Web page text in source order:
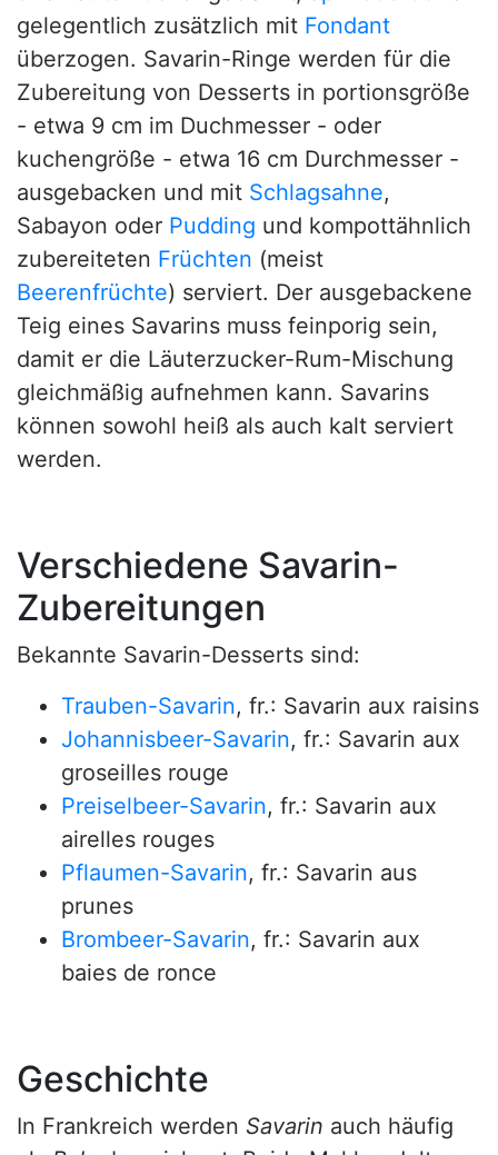
gelegentlich zusätzlich mit Fondant
überzogen. Savarin-Ringe werden für die
Zubereitung von Desserts in portionsgröße
- etwa 9 cm im Duchmesser - oder
kuchengröße - etwa 16 cm Durchmesser -
ausgebacken und mit Schlagsahne,
Sabayon oder Pudding und kompottähnlich
zubereiteten Früchten (meist
Beerenfrüchte) serviert. Der ausgebackene
Teig eines Savarins muss feinporig sein,
damit er die Läuterzucker-Rum-Mischung
gleichmäßig aufnehmen kann. Savarins
können sowohl heiß als auch kalt serviert
werden.
Verschiedene Savarin-
Zubereitungen
Bekannte Savarin-Desserts sind:
Trauben-Savarin, fr.: Savarin aux raisins
Johannisbeer-Savarin, fr.: Savarin aux
groseilles rouge
Preiselbeer-Savarin, fr.: Savarin aux
airelles rouges
Pflaumen-Savarin, fr.: Savarin aus
prunes
Brombeer-Savarin, fr.: Savarin aux
baies de ronce
Geschichte
In Frankreich werden Savarin auch häufig